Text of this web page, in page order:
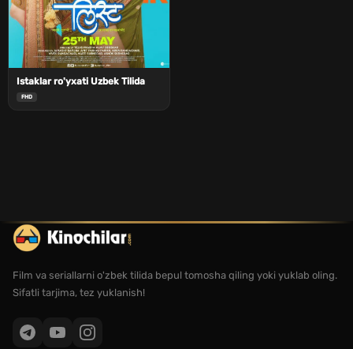
Istaklar ro'yxati Uzbek Tilida
FHD
Film va seriallarni o'zbek tilida bepul tomosha qiling yoki yuklab oling.
Sifatli tarjima, tez yuklanish!